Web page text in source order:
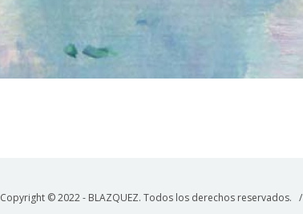
Copyright © 2022 - BLAZQUEZ. Todos los derechos reservados. /